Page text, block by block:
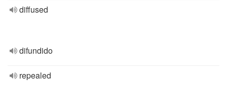
diffused
difundido
repealed